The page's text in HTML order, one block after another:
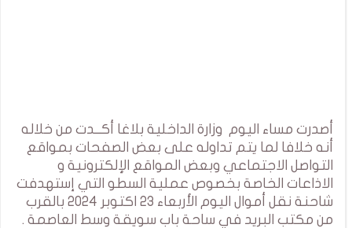
أصدرت مساء اليوم وزارة الداخلية بلاغا أكــدت من خلاله
أنه خلافا لما يتم تداوله على بعض الصفحات بمواقع
التواصل الاجتماعي وبعض المواقع الإلكترونية و
الاذاعات الخاصة بخصوص عملية السطو التي إستهدفت
شاحنة نقل أموال اليوم الأربعاء 23 اكتوبر 2024 بالقرب
من مكتب البريد في ساحة باب سويقة وسط العاصمة .